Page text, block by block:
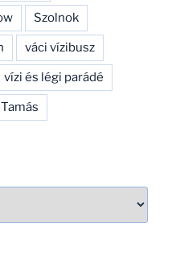
Szolnok
váci vízibusz
vízi és légi parádé